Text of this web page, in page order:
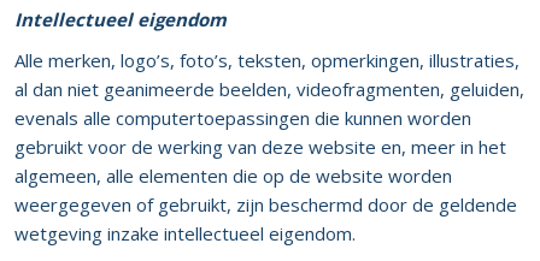
Intellectueel eigendom
Alle merken, logo’s, foto’s, teksten, opmerkingen, illustraties,
al dan niet geanimeerde beelden, videofragmenten, geluiden,
evenals alle computertoepassingen die kunnen worden
gebruikt voor de werking van deze website en, meer in het
algemeen, alle elementen die op de website worden
weergegeven of gebruikt, zijn beschermd door de geldende
wetgeving inzake intellectueel eigendom.